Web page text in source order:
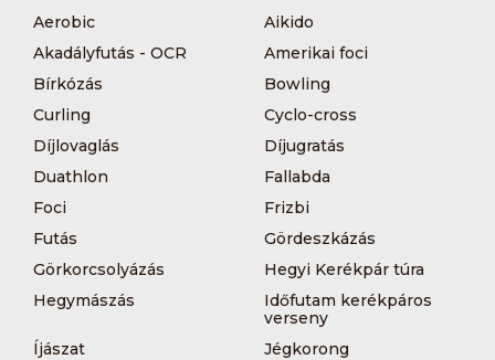
Aerobic
Aikido
Akadályfutás - OCR
Amerikai foci
Bírkózás
Bowling
Curling
Cyclo-cross
Díjlovaglás
Díjugratás
Duathlon
Fallabda
Foci
Frizbi
Futás
Gördeszkázás
Görkorcsolyázás
Hegyi Kerékpár túra
Hegymászás
Időfutam kerékpáros
verseny
Íjászat
Jégkorong